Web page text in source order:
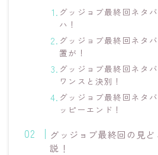
グッジョブ最終回ネタ
ハ！
グッジョブ最終回ネタ
置が！
グッジョブ最終回ネタ
ワンスと決別！
グッジョブ最終回ネタ
ッピーエンド！
グッジョブ最終回の見
説！